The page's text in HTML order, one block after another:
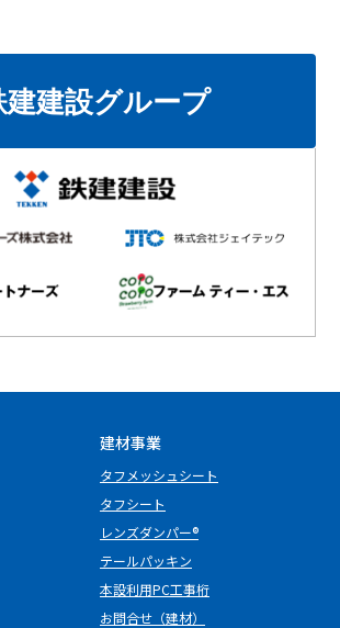
建建設グループ
建材事業
タフメッシュシート
タフシート
レンズダンパー®
テールパッキン
本設利用PC工事桁
お問合せ（建材）